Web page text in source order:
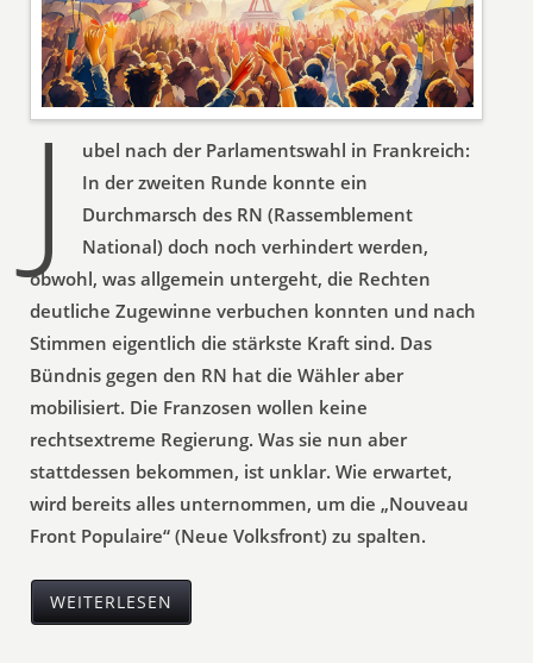
J
ubel nach der Parlamentswahl in Frankreich:
In der zweiten Runde konnte ein
Durchmarsch des RN (Rassemblement
National) doch noch verhindert werden,
obwohl, was allgemein untergeht, die Rechten
deutliche Zugewinne verbuchen konnten und nach
Stimmen eigentlich die stärkste Kraft sind. Das
Bündnis gegen den RN hat die Wähler aber
mobilisiert. Die Franzosen wollen keine
rechtsextreme Regierung. Was sie nun aber
stattdessen bekommen, ist unklar. Wie erwartet,
wird bereits alles unternommen, um die „Nouveau
Front Populaire“ (Neue Volksfront) zu spalten.
WEITERLESEN